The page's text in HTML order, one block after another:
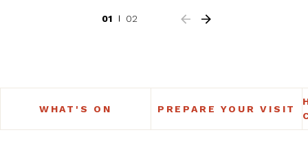
01 02
WHAT'S ON PREPARE YOUR VISIT